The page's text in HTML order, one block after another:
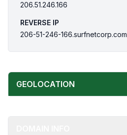
206.51.246.166
REVERSE IP
206-51-246-166.surfnetcorp.com
GEOLOCATION